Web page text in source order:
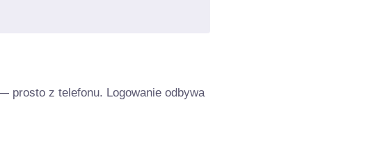
prosto z telefonu. Logowanie odbywa